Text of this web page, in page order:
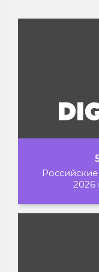
2026